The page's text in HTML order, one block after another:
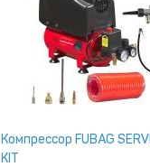
Компрессор FUBAG
KIT